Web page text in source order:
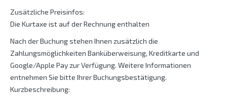
Zusätzliche Preisinfos:
Die Kurtaxe ist auf der Rechnung enthalten
Nach der Buchung stehen Ihnen zusätzlich die
Zahlungsmöglichkeiten Banküberweisung, Kreditkarte und
Google/Apple Pay zur Verfügung. Weitere Informationen
entnehmen Sie bitte Ihrer Buchungsbestätigung.
Kurzbeschreibung: